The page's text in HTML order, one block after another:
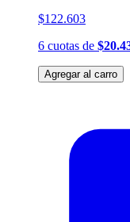
$122.603
6 cuotas de
Agregar al carro